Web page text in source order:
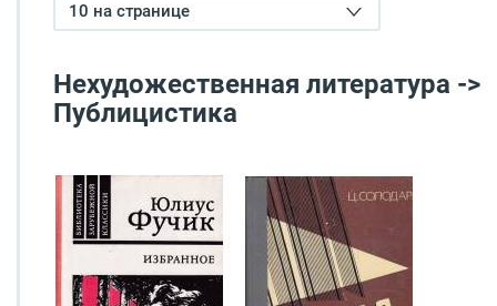
10 на странице
Нехудожественная литература ->
Публицистика